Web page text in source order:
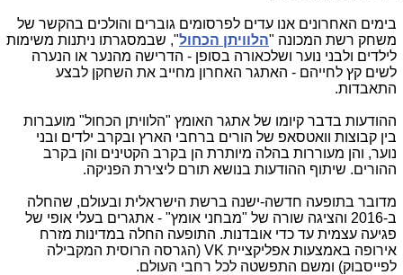
בימים האחרונים אנו עדים לפרסומים גוברים והולכים בהקשר של
משחק רשת המכונה "הלוויתן הכחול", שבמסגרתו ניתנות משימות
לילדים ולבני נוער ושלכאורה בסופן - הדרישה מהנער או הנערה
לשים קץ לחייהם - האתגר האחרון מחייב את השחקן לבצע
התאבדות.
ההודעות בדבר קיומו של אתגר האומץ "הלוויתן הכחול" מועברות
בין קבוצות וואטסאפ של הורים ברחבי הארץ ובקרב ילדים ובני
נוער, והן מעוררות בהלה מיותרת הן בקרב הקטינים והן בקרב
ההורים. שיתוף ההודעות בנושא תורם ליצירת הפניקה.
מדובר בתופעה חדשה-ישנה ברשת הישראלית ובעולם, שהחלה
ב-2016 והציגה שורה של "מבחני אומץ" - אתגרים בעלי אופי של
פגיעה עצמית עד כדי אובדנות. התופעה החלה במדינות מזרח
אירופה באמצעות אפליקציית VK
(הגרסה הרוסית המקבילה
לפייסבוק) ומשם התפשטה לכל רחבי העולם.